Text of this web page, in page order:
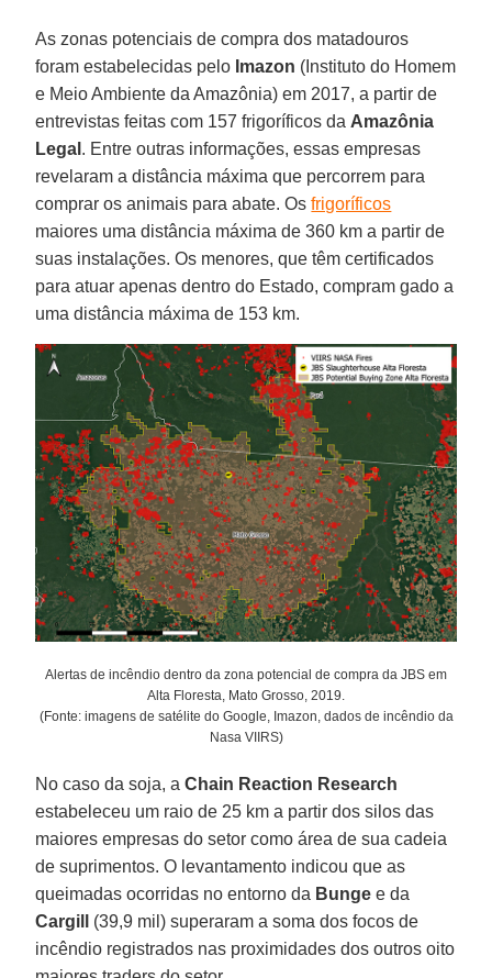
As zonas potenciais de compra dos matadouros
foram estabelecidas pelo Imazon (Instituto do Homem
e Meio Ambiente da Amazônia) em 2017, a partir de
entrevistas feitas com 157 frigoríficos da Amazônia
Legal . Entre outras informações, essas empresas
revelaram a distância máxima que percorrem para
comprar os animais para abate. Osfrigoríficos
maiores uma distância máxima de 360 km a partir de
suas instalações. Os menores, que têm certificados
para atuar apenas dentro do Estado, compram gado a
uma distância máxima de 153 km.
Alertas de incêndio dentro da zona potencial de compra da JBS em
Alta Floresta, Mato Grosso, 2019.
(Fonte: imagens de satélite do Google, Imazon, dados de incêndio da
Nasa VIIRS)
No caso da soja, aChain Reaction Research
estabeleceu um raio de 25 km a partir dos silos das
maiores empresas do setor como área de sua cadeia
de suprimentos. O levantamento indicou que as
queimadas ocorridas no entorno da Bunge e da
Cargill
(39,9 mil) superaram a soma dos focos de
incêndio registrados nas proximidades dos outros oito